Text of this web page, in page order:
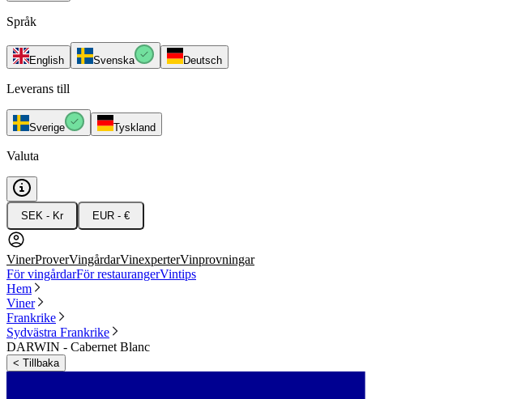
Språk
English Svenska Deutsch
Leverans till
Sverige Tyskland
Valuta
SEK - Kr EUR - €
VinerProverVingårdarVinexperterVinprovningar
För vingårdarFör restaurangerVintips
Hem
Viner
Frankrike
Sydvästra Frankrike
DARWIN - Cabernet Blanc
< Tillbaka